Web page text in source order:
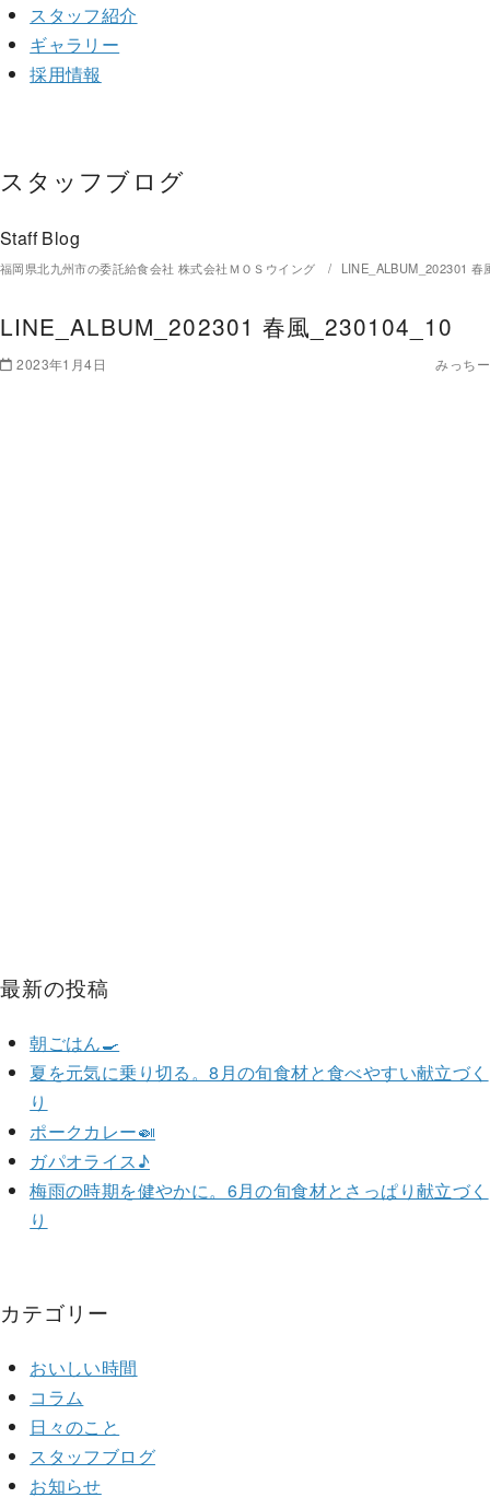
スタッフ紹介
ギャラリー
採用情報
スタッフブログ
Staff Blog
福岡県北九州市の委託給食会社 株式会社ＭＯＳウイング LINE_ALBUM_202301 春
LINE_ALBUM_202301 春風_230104_10
2023年1月4日 みっちー
最新の投稿
朝ごはん🍳
夏を元気に乗り切る。8月の旬食材と食べやすい献立づく
り
ポークカレー🍛
ガパオライス♪
梅雨の時期を健やかに。6月の旬食材とさっぱり献立づく
り
カテゴリー
おいしい時間
コラム
日々のこと
スタッフブログ
お知らせ